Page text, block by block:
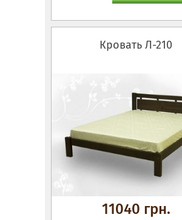
Кровать Л-210
11040 грн.